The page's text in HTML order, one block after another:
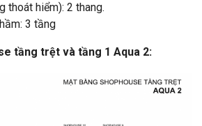
thoát hiểm): 2 thang.
3 tầng
tầng trệt và tầng 1 Aqua 2: